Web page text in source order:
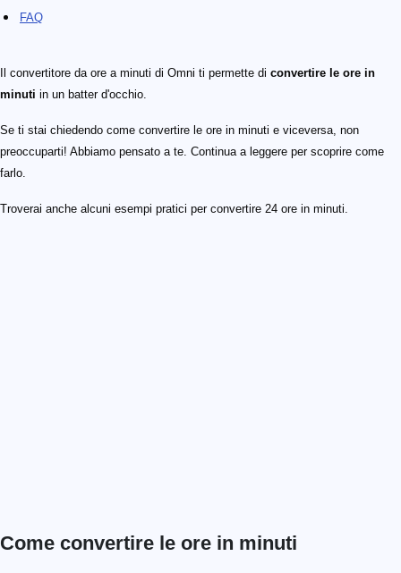
FAQ
Il convertitore da ore a minuti di Omni ti permette di convertire le ore in
minuti in un batter d'occhio.
Se ti stai chiedendo come convertire le ore in minuti e viceversa, non
preoccuparti! Abbiamo pensato a te. Continua a leggere per scoprire come
farlo.
Troverai anche alcuni esempi pratici per convertire 24 ore in minuti.
Come convertire le ore in minuti